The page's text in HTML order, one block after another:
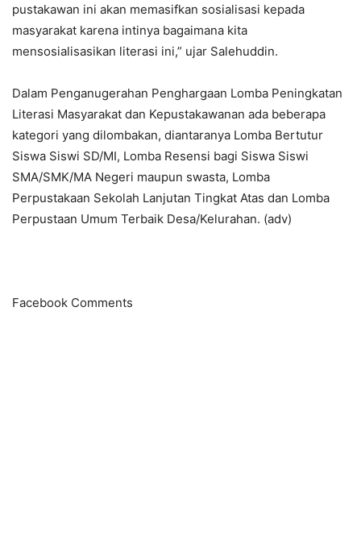
pustakawan ini akan memasifkan sosialisasi kepada
masyarakat karena intinya bagaimana kita
mensosialisasikan literasi ini,” ujar Salehuddin.
Dalam Penganugerahan Penghargaan Lomba Peningkatan
Literasi Masyarakat dan Kepustakawanan ada beberapa
kategori yang dilombakan, diantaranya Lomba Bertutur
Siswa Siswi SD/MI, Lomba Resensi bagi Siswa Siswi
SMA/SMK/MA Negeri maupun swasta, Lomba
Perpustakaan Sekolah Lanjutan Tingkat Atas dan Lomba
Perpustaan Umum Terbaik Desa/Kelurahan. (adv)
Facebook Comments